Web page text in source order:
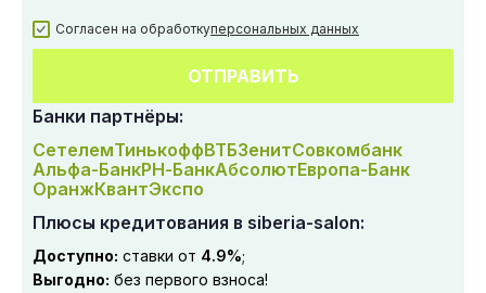
Согласен на обработкуперсональных данных
ОТПРАВИТЬ
Банки партнёры:
СетелемТинькоффВТБЗенитСовкомбанк
Альфа-БанкРН-БанкАбсолютЕвропа-Банк
ОранжКвантЭкспо
Плюсы кредитования в siberia-salon:
Доступно: ставки от 4.9%;
Выгодно: без первого взноса!